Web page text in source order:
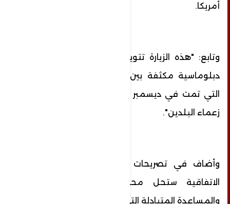
أمريكا.
وتابع: "هذه الزيارة تتويج لزيارات عمل مكثفة
دبلوماسية مكثفة بين البلدين وتتويج للزيارة
زعماء البلدين".
الاتفاقية ستحل محل معاهدة الصداقة
والمساعدة المتبادلة التي تم التوقيع عليها عام